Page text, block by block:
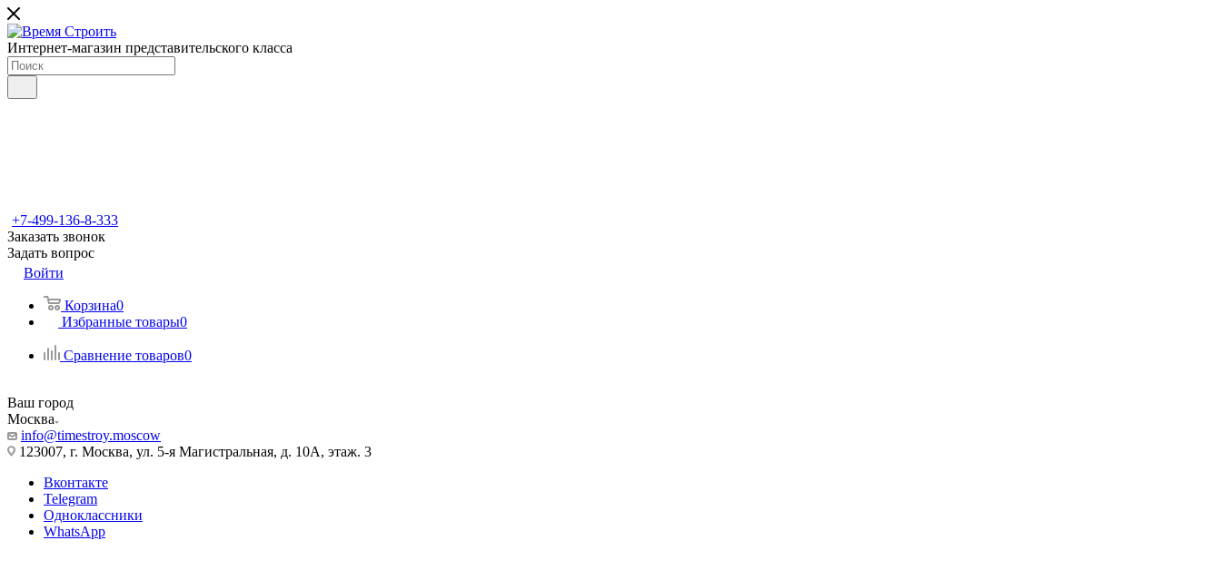
Интернет-магазин представительского класса
+7-499-136-8-333
Заказать звонок
Задать вопрос
Войти
Корзина0
Избранные товары0
Сравнение товаров0
Ваш город
Москва
info@timestroy.moscow
123007, г. Москва, ул. 5-я Магистральная, д. 10А, этаж. 3
Вконтакте
Telegram
Одноклассники
WhatsApp